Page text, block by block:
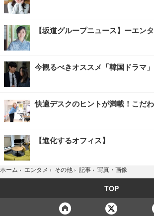
【坂道グループニュース】ーエン
今観るべきオススメ「韓国ドラマ」
快適デスクのヒントが満載！こだ
【進化するオフィス】
ホーム › エンタメ › その他 › 記事 › 写真・画像
TOP